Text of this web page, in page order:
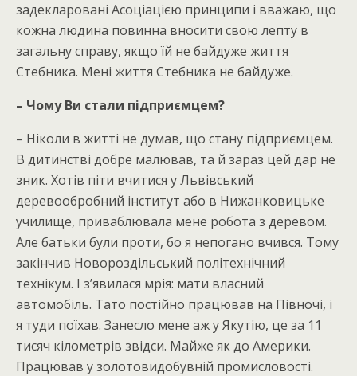
задекларовані Асоціацією принципи і вважаю, що
кожна людина повинна вносити свою лепту в
загальну справу, якщо їй не байдуже життя
Стебника. Мені життя Стебника не байдуже.
– Чому Ви стали підприємцем?
– Ніколи в житті не думав, що стану підприємцем.
В дитинстві добре малював, та й зараз цей дар не
зник. Хотів піти вчитися у Львівський
деревообробний інститут або в Нижанковицьке
училище, приваблювала мене робота з деревом.
Але батьки були проти, бо я непогано вчився. Тому
закінчив Новороздільський політехнічний
технікум. І з’явилася мрія: мати власний
автомобіль. Тато постійно працював на Півночі, і
я туди поїхав. Занесло мене аж у Якутію, це за 11
тисяч кілометрів звідси. Майже як до Америки.
Працював у золотовидобувній промисловості.